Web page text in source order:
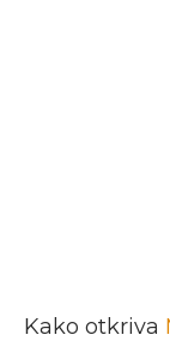
Kako otkriva